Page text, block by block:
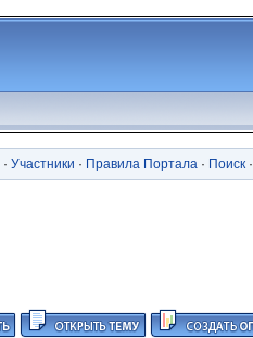
· Участники · Правила Портала · Поиск ·